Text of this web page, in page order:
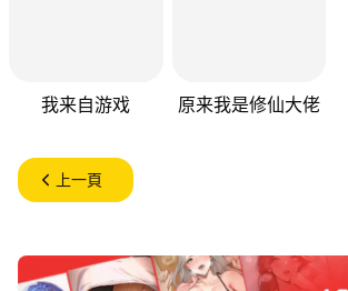
我来自游戏 原来我是修仙大佬
上一頁